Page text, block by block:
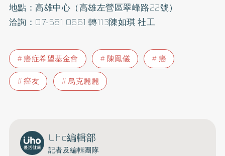
地點：高雄中心（高雄左營區翠峰路22號）
洽詢：07-581 0661 轉113陳如琪 社工
癌症希望基金會 陳鳳儀
癌
癌友
烏克麗麗
Uho編輯部
記者及編輯團隊